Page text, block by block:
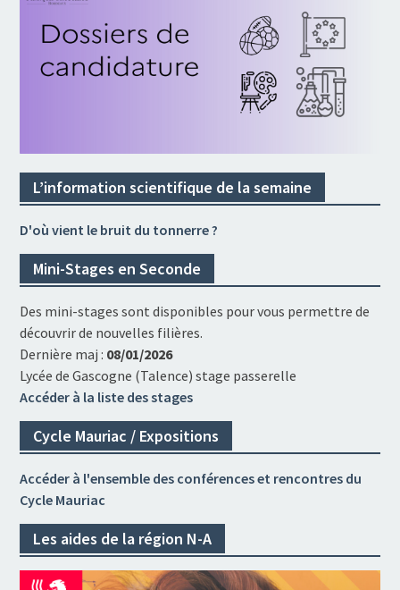
L’information scientifique de la semaine
D'où vient le bruit du tonnerre ?
Mini-Stages en Seconde
Des mini-stages sont disponibles pour vous permettre de
découvrir de nouvelles filières.
Dernière maj : 08/01/2026
Lycée de Gascogne (Talence) stage passerelle
Accéder à la liste des stages
Cycle Mauriac / Expositions
Accéder à l'ensemble des conférences et rencontres du
Cycle Mauriac
Les aides de la région N-A